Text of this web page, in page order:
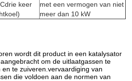
keer
met een vermogen van niet
meer dan 10 kW
wordt dit product in een katalysator
om de uitlaatgassen te
te zuiveren.vervaardiging van
die voldoen aan de normen van